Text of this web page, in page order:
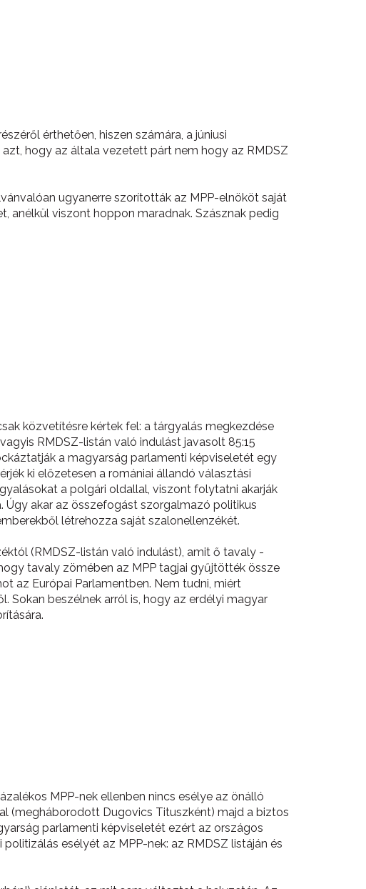
érthetően, hiszen számára, a júniusi
hogy az általa vezetett párt nem hogy az RMDSZ
ugyanerre szorították az MPP-elnököt saját
anélkül viszont hoppon maradnak. Szásznak pedig
közvetítésre kértek fel: a tárgyalás megkezdése
RMDSZ-listán való indulást javasolt 85:15
a magyarság parlamenti képviseletét egy
ki előzetesen a romániai állandó választási
a polgári oldallal, viszont folytatni akarják
Úgy akar az összefogást szorgalmazó politikus
létrehozza saját szalonellenzékét.
(RMDSZ-listán való indulást), amit ő tavaly -
tavaly zömében az MPP tagjai gyűjtötték össze
az Európai Parlamentben. Nem tudni, miért
beszélnek arról is, hogy az erdélyi magyar
MPP-nek ellenben nincs esélye az önálló
(megháborodott Dugovics Tituszként) majd a biztos
parlamenti képviseletét ezért az országos
esélyét az MPP-nek: az RMDSZ listáján és